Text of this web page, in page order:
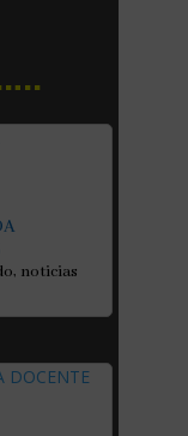
, noticias